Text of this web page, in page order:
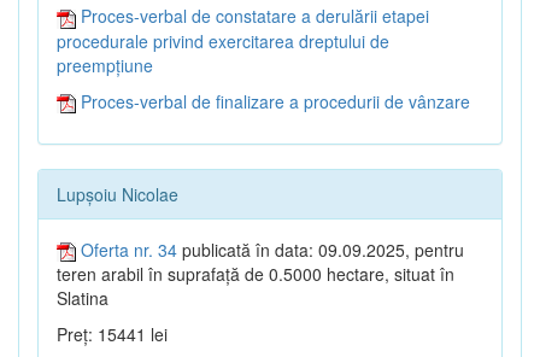
Proces-verbal de constatare a derulării etapei
procedurale privind exercitarea dreptului de
preempțiune
Proces-verbal de finalizare a procedurii de vânzare
Lupșoiu Nicolae
Oferta nr. 34 publicată în data: 09.09.2025, pentru
teren arabil în suprafață de 0.5000 hectare, situat în
Slatina
Preț: 15441 lei